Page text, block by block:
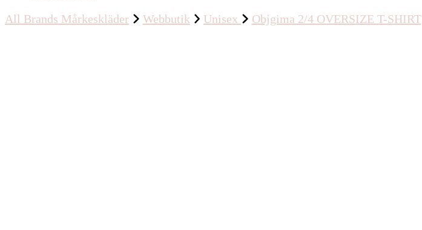
All Brands Mårkeskläder Webbutik Unisex Objgima 2/4 OVERSIZE T-SHIRT